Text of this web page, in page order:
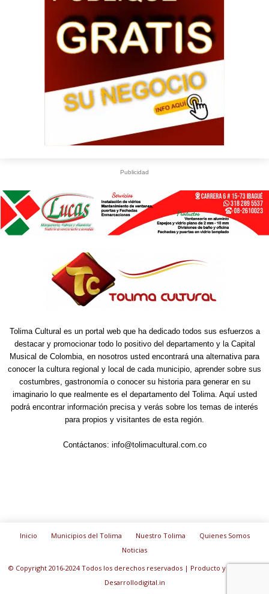
Publicidad
Tolima Cultural es un portal web que ha dedicado todos sus esfuerzos a
destacar y promocionar todo lo positivo del departamento y la Capital
Musical de Colombia, en nosotros usted encontrará una alternativa para
conocer la cultura regional y local de cada municipio, aprender sobre sus
costumbres, gastronomía o conocer su historia para generar en su
imaginario lo que realmente es el departamento del Tolima. Aquí usted
podrá encontrar información precisa y verás sobre los temas de interés
para propios y visitantes de esta región.
Contáctanos: info@tolimacultural.com.co
Inicio Municipios del Tolima Nuestro Tolima
Quienes Somos
Noticias
© Copyright 2016-2024 Todos los derechos reservados | Producto y diseño de:
Desarrollodigital.in